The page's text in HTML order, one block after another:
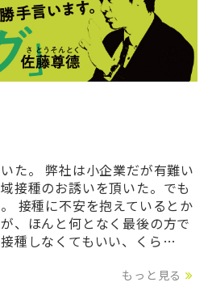
た。 弊社は小企業だが有難い
接種のお誘いを頂いた。でも
接種に不安を抱えているとか
、ほんと何となく最後の方で
種しなくてもいい、くら…
もっと見る